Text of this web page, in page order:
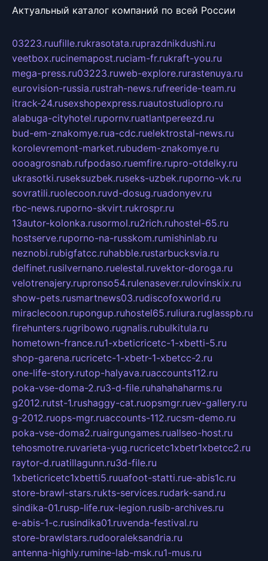
Актуальный каталог компаний по всей России
03223.ruufille.rukrasotata.ruprazdnikdushi.ru
veetbox.rucinemapost.ruciam-fr.rukraft-you.ru
mega-press.ru03223.ruweb-explore.rurastenuya.ru
eurovision-russia.rustrah-news.rufreeride-team.ru
itrack-24.rusexshopexpress.ruautostudiopro.ru
alabuga-cityhotel.rupornv.ruatlantpereezd.ru
bud-em-znakomye.rua-cdc.ruelektrostal-news.ru
korolevremont-market.rubudem-znakomye.ru
oooagrosnab.rufpodaso.ruemfire.rupro-otdelky.ru
ukrasotki.ruseksuzbek.ruseks-uzbek.ruporno-vk.ru
sovratili.ruolecoon.ruvd-dosug.ruadonyev.ru
rbc-news.ruporno-skvirt.rukrospr.ru
13autor-kolonka.rusormol.ru2rich.ruhostel-65.ru
hostserve.ruporno-na-russkom.rumishinlab.ru
neznobi.rubigfatcc.ruhabble.rustarbucksvia.ru
delfinet.rusilvernano.ruelestal.ruvektor-doroga.ru
velotrenajery.rupronso54.rulenasever.rulovinskix.ru
show-pets.rusmartnews03.rudiscofoxworld.ru
miraclecoon.rupongup.ruhostel65.ruliura.ruglasspb.ru
firehunters.rugribowo.rugnalis.rubulkitula.ru
hometown-france.ru1-xbeticricetc-1-xbetti-5.ru
shop-garena.rucricetc-1-xbetr-1-xbetcc-2.ru
one-life-story.rutop-halyava.ruaccounts112.ru
poka-vse-doma-2.ru3-d-file.ruhahahaharms.ru
g2012.rutst-1.rushaggy-cat.ruopsmgr.ruev-gallery.ru
g-2012.ruops-mgr.ruaccounts-112.rucsm-demo.ru
poka-vse-doma2.ruairgungames.ruallseo-host.ru
tehosmotre.ruvarieta-yug.rucricetc1xbetr1xbetcc2.ru
raytor-d.ruatillagunn.ru3d-file.ru
1xbeticricetc1xbetti5.ruuafoot-statti.rue-abis1c.ru
store-brawl-stars.rukts-services.rudark-sand.ru
sindika-01.rusp-life.rux-legion.rusib-archives.ru
e-abis-1-c.rusindika01.ruvenda-festival.ru
store-brawlstars.rudooraleksandria.ru
antenna-highly.rumine-lab-msk.ru1-mus.ru